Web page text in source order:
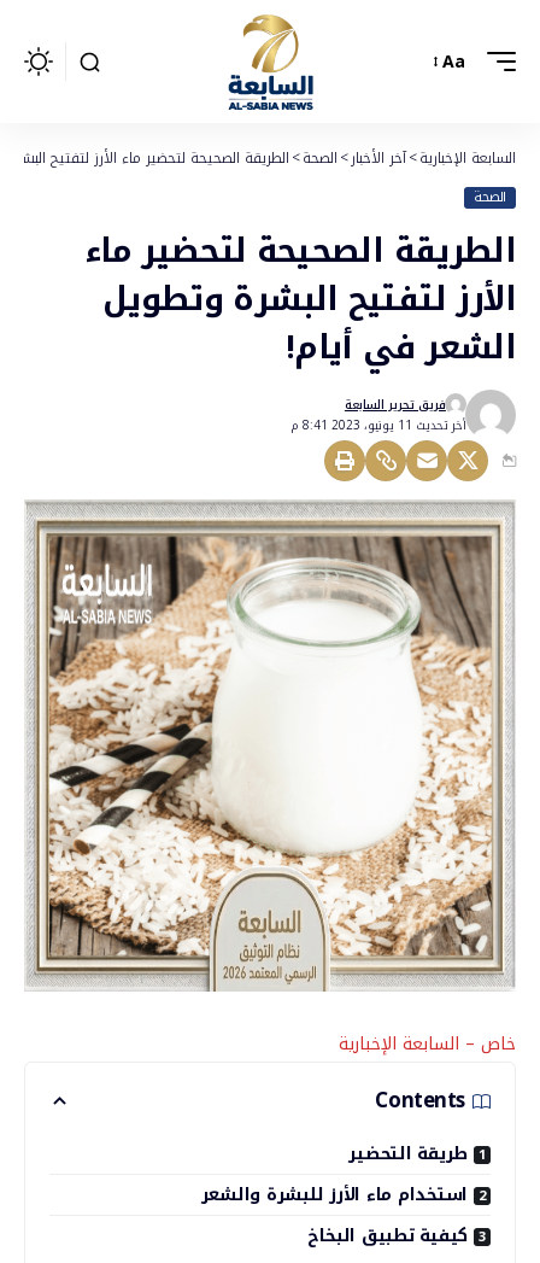
Aa
السابعة الإخبارية>آخر الأخبار>الصحة>الطريقة الصحيحة لتحضير ماء الأرز لتفتيح
الصحة
الطريقة الصحيحة لتحضير ماء
الأرز لتفتيح البشرة وتطويل
الشعر في أيام!
أخر تحديث 11 يونيو، 2023 8:41 م
فريق تحرير السابعة
خاص – السابعة الإخبارية
Contents
طريقة التحضير
استخدام ماء الأرز للبشرة والشعر
كيفية تطبيق البخاخ